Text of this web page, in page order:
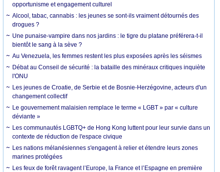
opportunisme et engagement culturel
Alcool, tabac, cannabis : les jeunes se sont-ils vraiment détournés des
drogues ?
Une punaise-vampire dans nos jardins : le tigre du platane préférera-t-il
bientôt le sang à la sève ?
Au Venezuela, les femmes restent les plus exposées après les séismes
Débat au Conseil de sécurité : la bataille des minéraux critiques inquiète
l'ONU
Les jeunes de Croatie, de Serbie et de Bosnie-Herzégovine, acteurs d'un
changement collectif
Le gouvernement malaisien remplace le terme « LGBT » par « culture
déviante »
Les communautés LGBTQ+ de Hong Kong luttent pour leur survie dans un
contexte de réduction de l'espace civique
Les nations mélanésiennes s'engagent à relier et étendre leurs zones
marines protégées
Les feux de forêt ravagent l’Europe, la France et l’Espagne en première